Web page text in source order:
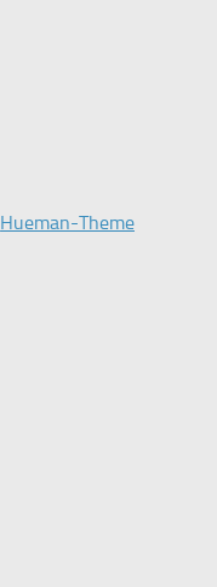
Hueman-Theme